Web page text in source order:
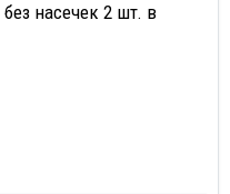
насечек 2 шт. в